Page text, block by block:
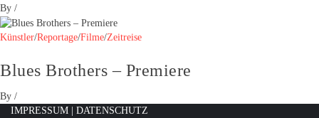
By /
Künstler/Reportage/Filme/Zeitreise
Blues Brothers – Premiere
By /
IMPRESSUM
DATENSCHUTZ